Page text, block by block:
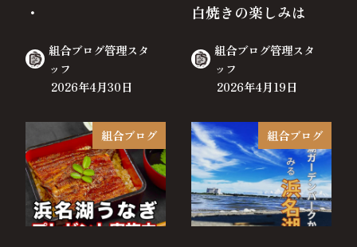
・
組合ブログ管理スタ
ッフ
2026年4月30日
白焼きの楽しみは
組合ブログ管理スタ
ッフ
2026年4月19日
組合ブログ 組合ブログ